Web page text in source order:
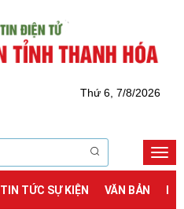
Thứ 6, 7/8/2026
TIN TỨC SỰ KIỆN VĂN BẢN